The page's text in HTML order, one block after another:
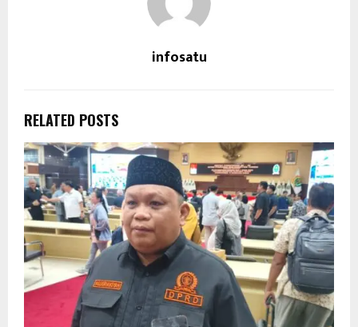
infosatu
RELATED POSTS